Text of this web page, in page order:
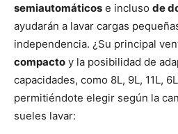
semiautomáticos e incluso de
ayudarán a lavar cargas
independencia. ¿Su principal
compacto y la posibilidad de
capacidades, como 8L, 9L, 11L,
permitiéndote elegir según la
sueles lavar: